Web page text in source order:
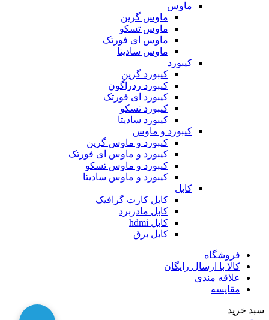
ماوس
ماوس گرین
ماوس تسکو
ماوس ای فورتک
ماوس سادیتا
کیبورد
کیبورد گرین
کیبورد ردراگون
کیبورد ای فورتک
کیبورد تسکو
کیبورد سادیتا
کیبورد و ماوس
کیبورد و ماوس گرین
کیبورد و ماوس ای فورتک
کیبورد و ماوس تسکو
کیبورد و ماوس سادیتا
کابل
کابل کارت گرافیک
کابل مادربرد
کابل hdmi
کابل برق
فروشگاه
کالا با ارسال رایگان
علاقه مندی
مقایسه
سبد خرید